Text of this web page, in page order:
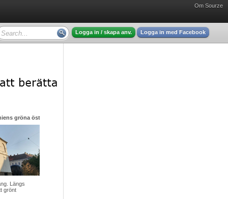
Om Sourze
Logga in / skapa anv. Logga in med Facebook
gröna öst
Längs
grönt